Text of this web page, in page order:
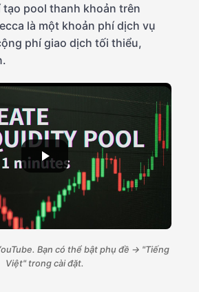
tạo pool thanh khoản trên
là một khoản phí dịch vụ
phí giao dịch tối thiểu,
Bạn có thể bật phụ đề → "Tiếng
Việt" trong cài đặt.